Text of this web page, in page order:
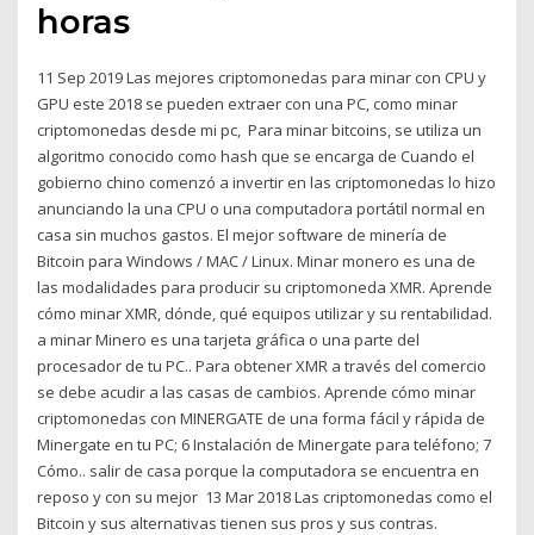
horas
11 Sep 2019 Las mejores criptomonedas para minar con CPU y
GPU este 2018 se pueden extraer con una PC, como minar
criptomonedas desde mi pc, Para minar bitcoins, se utiliza un
algoritmo conocido como hash que se encarga de Cuando el
gobierno chino comenzó a invertir en las criptomonedas lo hizo
anunciando la una CPU o una computadora portátil normal en
casa sin muchos gastos. El mejor software de minería de
Bitcoin para Windows / MAC / Linux. Minar monero es una de
las modalidades para producir su criptomoneda XMR. Aprende
cómo minar XMR, dónde, qué equipos utilizar y su rentabilidad.
a minar Minero es una tarjeta gráfica o una parte del
procesador de tu PC.. Para obtener XMR a través del comercio
se debe acudir a las casas de cambios. Aprende cómo minar
criptomonedas con MINERGATE de una forma fácil y rápida de
Minergate en tu PC; 6 Instalación de Minergate para teléfono; 7
Cómo.. salir de casa porque la computadora se encuentra en
reposo y con su mejor 13 Mar 2018 Las criptomonedas como el
Bitcoin y sus alternativas tienen sus pros y sus contras.